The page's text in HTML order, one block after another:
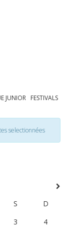
JUNIOR FESTIVALS
selectionnées
S
D
3
4